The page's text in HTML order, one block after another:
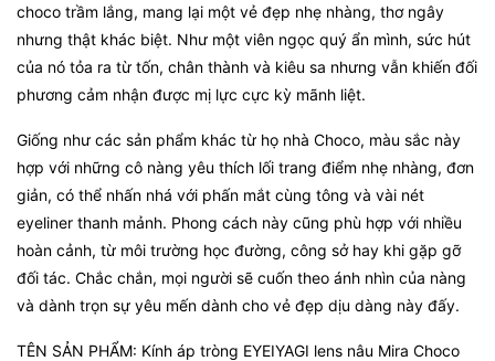
choco trầm lắng, mang lại một vẻ đẹp nhẹ nhàng, thơ ngây
nhưng thật khác biệt. Như một viên ngọc quý ẩn mình, sức hút
của nó tỏa ra từ tốn, chân thành và kiêu sa nhưng vẫn khiến đối
phương cảm nhận được mị lực cực kỳ mãnh liệt.
Giống như các sản phẩm khác từ họ nhà Choco, màu sắc này
hợp với những cô nàng yêu thích lối trang điểm nhẹ nhàng, đơn
giản, có thể nhấn nhá với phấn mắt cùng tông và vài nét
eyeliner thanh mảnh. Phong cách này cũng phù hợp với nhiều
hoàn cảnh, từ môi trường học đường, công sở hay khi gặp gỡ
đối tác. Chắc chắn, mọi người sẽ cuốn theo ánh nhìn của nàng
và dành trọn sự yêu mến dành cho vẻ đẹp dịu dàng này đấy.
TÊN SẢN PHẨM: Kính áp tròng EYEIYAGI lens nâu Mira Choco